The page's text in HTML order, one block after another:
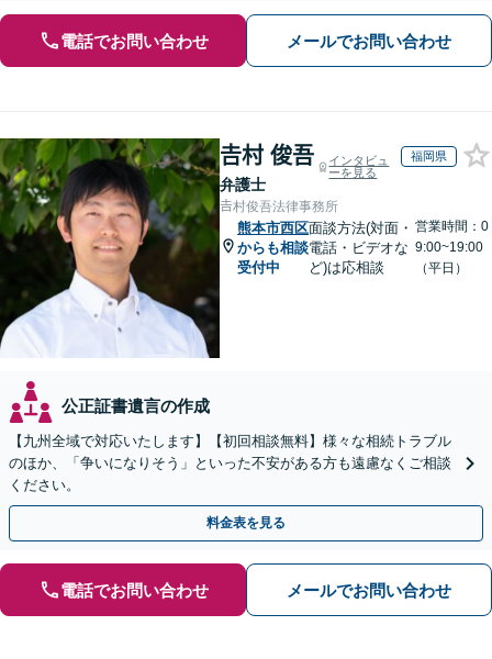
電話でお問い合わせ メールでお問い合わせ
𠮷村 俊吾
弁護士
インタビュ
ーを見る
福岡県
𠮷村俊吾法律事務所
熊本市西区
からも相談
受付中
面談方法(対面・
電話・ビデオな
ど)は応相談
営業時間：0
9:00~19:00
（平日）
公正証書遺言の作成
【九州全域で対応いたします】【初回相談無料】様々な相続トラブル
のほか、「争いになりそう」といった不安がある方も遠慮なくご相談
ください。
料金表を見る
電話でお問い合わせ メールでお問い合わせ